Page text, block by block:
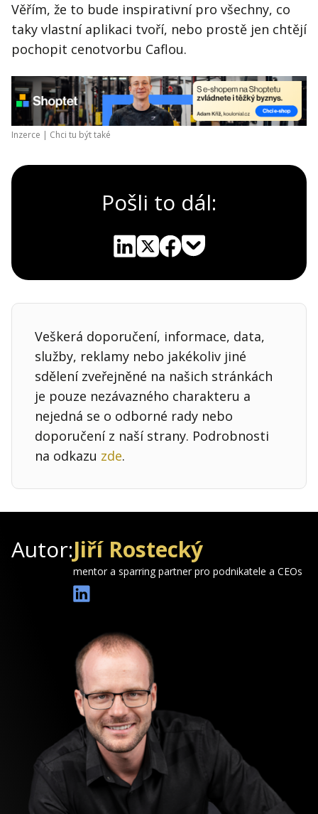
Věřím, že to bude inspirativní pro všechny, co
taky vlastní aplikaci tvoří, nebo prostě jen chtějí
pochopit cenotvorbu Caflou.
Inzerce | Chci tu být také
Pošli to dál:
Veškerá doporučení, informace, data,
služby, reklamy nebo jakékoliv jiné
sdělení zveřejněné na našich stránkách
je pouze nezávazného charakteru a
nejedná se o odborné rady nebo
doporučení z naší strany. Podrobnosti
na odkazu zde.
Autor:Jiří Rostecký
mentor a sparring partner pro podnikatele a CEOs